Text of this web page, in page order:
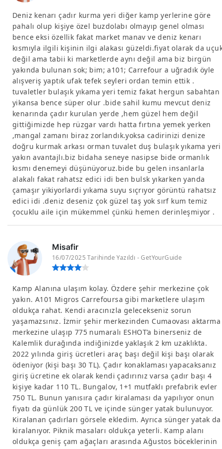
Deniz kenarı çadır kurma yeri diğer kamp yerlerine göre
pahalı olup kişiye özel buzdolabı olmayıp genel olması
bence eksi özellik fakat market manav ve deniz kenarı
kısmıyla ilgili kişinin ilgi alakası güzeldi.fiyat olarak da
değil ama tabii ki marketlerde aynı değil ama biz birgün
yakında bulunan sok; bim; a101; Carrefour a uğradık öyle
alışveriş yaptık ufak tefek seyleri ordan temin ettik .
tuvaletler bulaşık yıkama yeri temiz fakat hergun sabahtan
yikansa bence süper olur .bide sahil kumu mevcut deniz
kenarında çadır kurulan yerde ,hem güzel hem değil
gittiğimizde hep rüzgar vardı hatta fırtına yemek yerken
,mangal zamanı biraz zorlandık.yoksa cadirinizi denize
doğru kurmak arkası orman tuvalet duş bulaşık yıkama yeri
yakın avantajlı.biz bidaha seneye nasipse bide ormanlık
kısmı denemeyi düşünüyoruz.bide bu gelen insanlarla
alakalı fakat rahatsz edici idi ben bulsk yıkarken yanda
çamaşır yikiyorlardi yıkama suyu sıçrıyor görüntü rahatsız
edici idi .deniz deseniz çok güzel taş yok sırf kum temiz
çocuklu aile için mükemmel çünkü hemen derinleşmiyor .
Misafir
16/07/2025 Tarihinde Yazıldı - GetYourGuide
Kamp Alanına ulaşım kolay. Özdere şehir merkezine çok
yakın. A101 Migros Carrefoursa gibi marketlere ulaşım
oldukça rahat. Kendi aracınızla gelecekseniz sorun
yaşamazsınız. İzmir şehir merkezinden Cumaovası aktarma
merkezine ulaşıp 775 numaralı ESHOT’a binerseniz de
Kalemlik durağında indiğinizde yaklaşık 2 km uzaklıkta.
2022 yılında giriş ücretleri araç başı değil kişi başı olarak
ödeniyor (kişi başı 30 TL). Çadır konaklaması yapacaksanız
giriş ücretine ek olarak kendi çadırınız varsa çadır başı 4
kişiye kadar 110 TL. Bungalov, 1+1 mutfaklı prefabrik evler
750 TL. Bunun yanısıra çadır kiralaması da yapılıyor onun
fiyatı da günlük 200 TL ve içinde sünger yatak bulunuyor.
Kiralanan çadırları görsele ekledim. Ayrıca sünger yatak da
kiralanıyor. Piknik masaları oldukça yeterli. Kamp alanı
oldukça geniş çam ağaçları arasında Ağustos böceklerinin